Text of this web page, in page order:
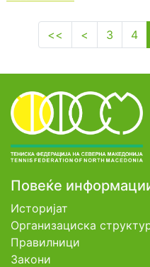
<< < 3 4
Повеќе
Историјат
Организациска
Правилници
Закони